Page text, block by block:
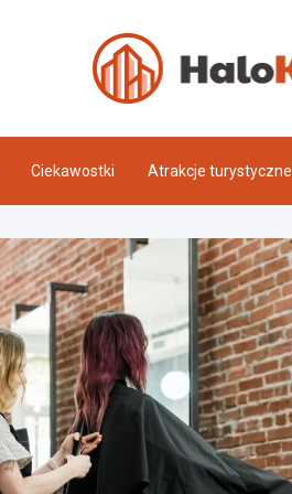
Ciekawostki Atrakcje turystyczne